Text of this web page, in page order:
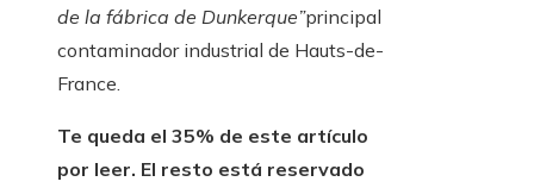
de la fábrica de Dunkerque”principal
contaminador industrial de Hauts-de-
France.
Te queda el 35% de este artículo
por leer. El resto está reservado